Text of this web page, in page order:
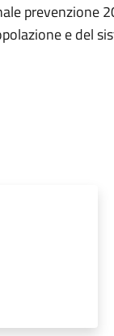
e del